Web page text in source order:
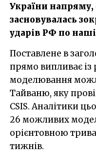
України напряму,
засновувалась
ударів РФ по
Поставлене в заголовку цієї публікації
прямо випливає із
моделювання
Тайваню, яку
CSIS. Аналітики
26 можливих
орієнтовною
тижнів.